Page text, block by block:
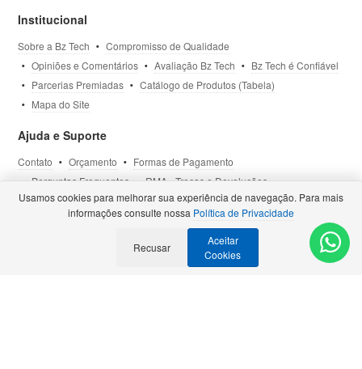
Institucional
Sobre a Bz Tech
Compromisso de Qualidade
Opiniões e Comentários
Avaliação Bz Tech
Bz Tech é Confiável
Parcerias Premiadas
Catálogo de Produtos (Tabela)
Mapa do Site
Ajuda e Suporte
Contato Orçamento
Formas de Pagamento
Perguntas Frequentes
RMA - Trocas e Devoluções
Política de Privacidade
Termos de Uso Site Seguro
Selos e Certificações- Veja todas as Parcerias Premiadas
Usamos cookies para melhorar sua experiência de navegação. Para mais
informações consulte nossa Política de Privacidade
Recusar
Aceitar
Cookies